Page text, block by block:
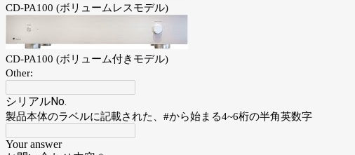
CD-PA100 (ボリュームレスモデル)
CD-PA100 (ボリューム付きモデル)
Other:
シリアルNo.
製品本体のラベルに記載された、#から始まる4~6桁の半角英数字
Your answer